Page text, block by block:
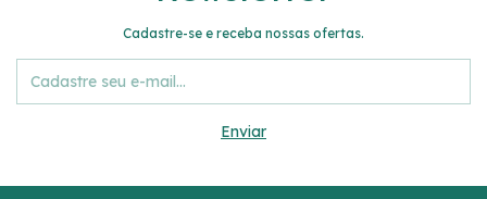
Cadastre-se e receba nossas ofertas.